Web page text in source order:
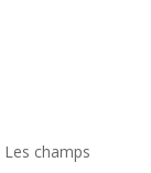
Les champs